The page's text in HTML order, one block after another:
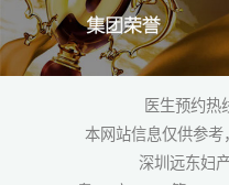
医生预约热
本网站信息仅供参
深圳远东妇